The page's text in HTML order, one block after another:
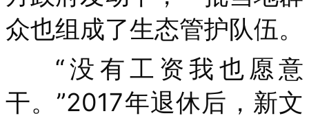
众也组成了生态管护队伍。
“没有工资我也愿意
干。”2017年退休后，新文